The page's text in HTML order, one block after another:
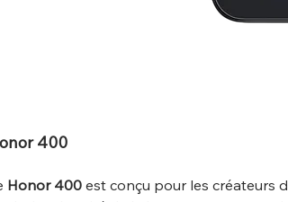
400
Honor 400 est conçu pour les créateurs